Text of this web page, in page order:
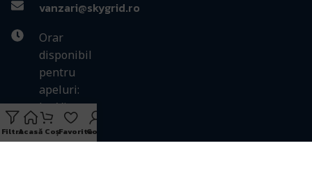
vanzari@skygrid.ro
Orar
disponibil
pentru
apeluri:
Lu-Vi -
9:00-17:00
FiltreAcasă CoșFavoriteCont